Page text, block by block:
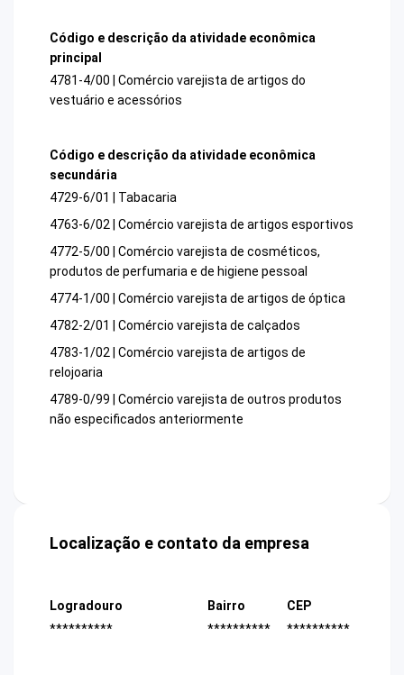
Código e descrição da atividade econômica
principal
4781-4/00 | Comércio varejista de artigos do
vestuário e acessórios
Código e descrição da atividade econômica
secundária
4729-6/01 | Tabacaria
4763-6/02 | Comércio varejista de artigos esportivos
4772-5/00 | Comércio varejista de cosméticos,
produtos de perfumaria e de higiene pessoal
4774-1/00 | Comércio varejista de artigos de óptica
4782-2/01 | Comércio varejista de calçados
4783-1/02 | Comércio varejista de artigos de
relojoaria
4789-0/99 | Comércio varejista de outros produtos
não especificados anteriormente
Localização e contato da empresa
Logradouro
**********
Bairro
**********
CEP
**********